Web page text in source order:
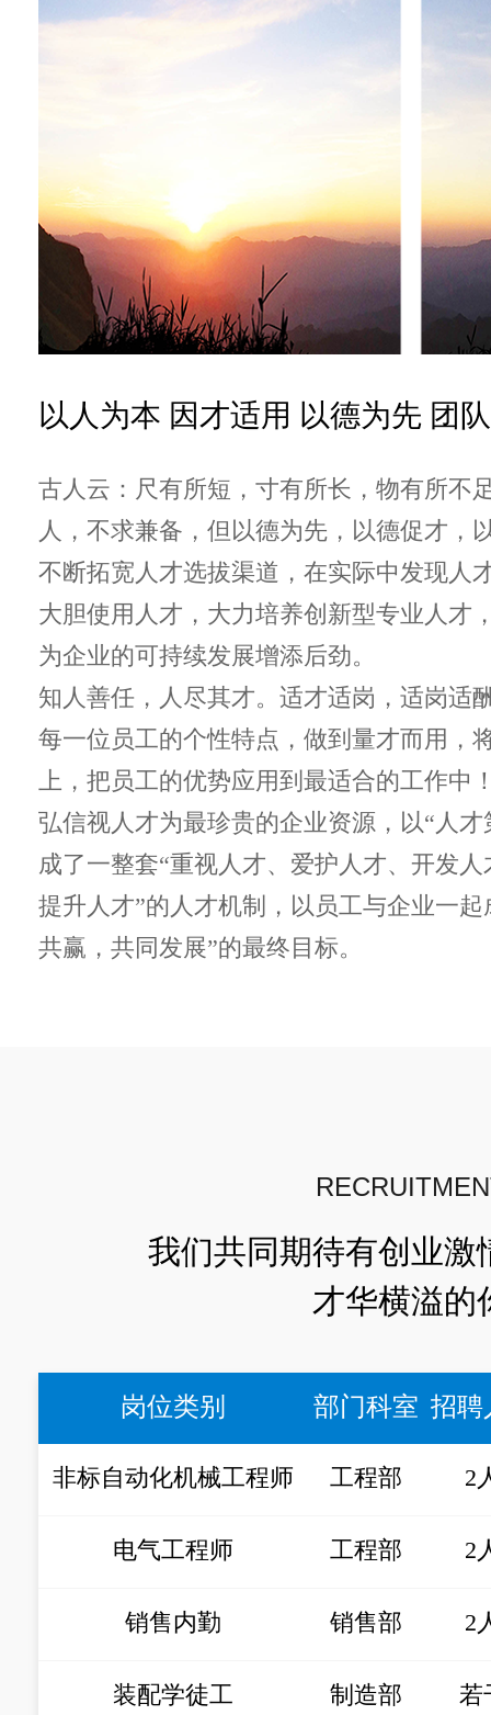
以人为本 因才适用 以德为先 团
古人云：尺有所短，寸有所长，物有所不
人，不求兼备，但以德为先，以德促才，
不断拓宽人才选拔渠道，在实际中发现人
大胆使用人才，大力培养创新型专业人才
为企业的可持续发展增添后劲。
知人善任，人尽其才。适才适岗，适岗适
每一位员工的个性特点，做到量才而用，
上，把员工的优势应用到最适合的工作中
弘信视人才为最珍贵的企业资源，以“人
成了一整套“重视人才、爱护人才、开发
提升人才”的人才机制，以员工与企业一
共赢，共同发展”的最终目标。
我们共同期待有创业激
才华横溢的
岗位类别 部门科室 招聘
非标自动化机械工程师 工程部 2
电气工程师 工程部 2
销售内勤 销售部 2
装配学徒工 制造部 若